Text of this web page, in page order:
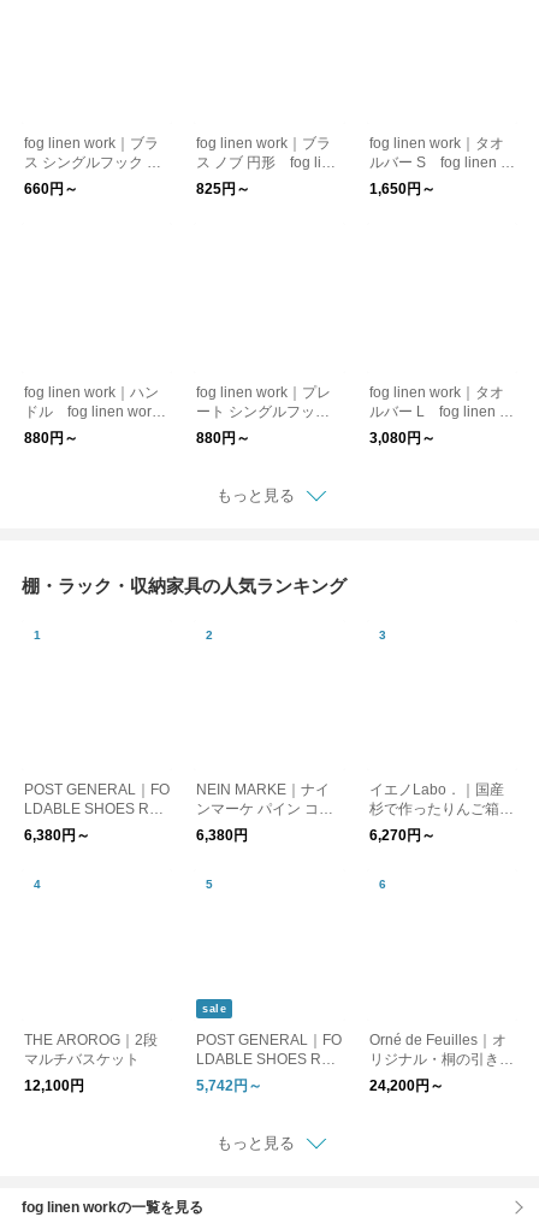
fog linen work｜ブラ
ス シングルフック S
fog linen work フ
ォグリネンワーク
660円～
fog linen work｜ブラ
ス ノブ 円形 fog line
n work フォグリネン
ワーク
825円～
fog linen work｜タオ
ルバー S fog linen w
ork フォグリネンワ
ーク
1,650円～
fog linen work｜ハン
ドル fog linen work
フォグリネンワーク
880円～
fog linen work｜プレ
ート シングルフッ
ク fog linen work
フォグリネンワーク
880円～
fog linen work｜タオ
ルバー L fog linen w
ork フォグリネンワ
ーク
3,080円～
もっと見る
棚・ラック・収納家具の人気ランキング
POST GENERAL｜FO
LDABLE SHOES RAC
K / フォルダブルシュ
ーズラック
6,380円～
NEIN MARKE｜ナイ
ンマーケ パイン コー
ナーブックスタンド
6,380円
イエノLabo．｜国産
杉で作ったりんご箱
収納や本棚に 選べる
４サイズ 【一部受注
6,270円～
THE AROROG｜2段
マルチバスケット
12,100円
sale
POST GENERAL｜FO
LDABLE SHOES RAC
K フォルダブル シュ
ーズラック/オープン
5,742円～
Orné de Feuilles｜オ
リジナル・桐の引き出
し
24,200円～
もっと見る
fog linen workの一覧を見る